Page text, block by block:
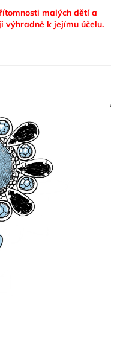
malých dětí a
výhradně k jejímu účelu.